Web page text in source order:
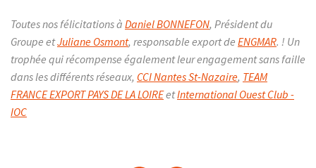
Toutes nos félicitations à Daniel BONNEFON, Président du
Groupe etJuliane Osmont, responsable export de ENGMAR. ! Un
trophée qui récompense également leur engagement sans faille
dans les différents réseaux, CCI Nantes St-Nazaire, TEAM
FRANCE EXPORT PAYS DE LA LOIREetInternational Ouest Club -
IOC